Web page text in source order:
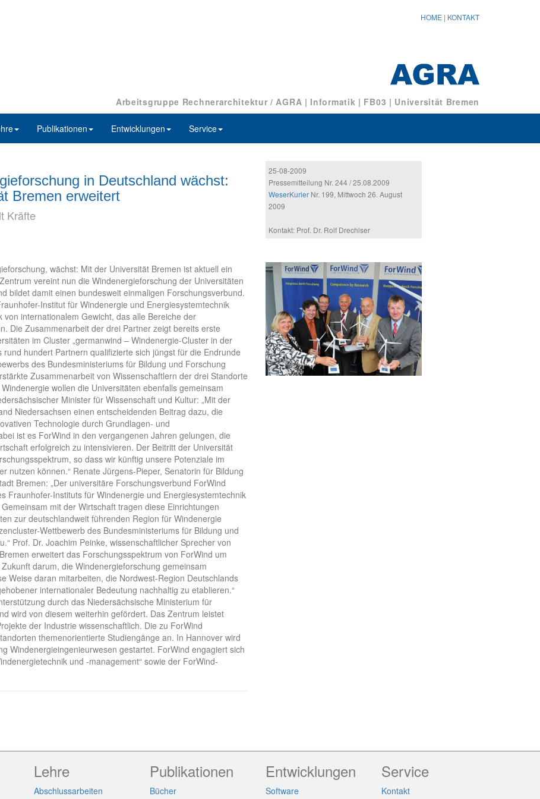
HOME | KONTAKT
Arbeitsgruppe Rechnerarchitektur / AGRA | Informatik | FB03 | Universität Bremen
Publikationen Entwicklungen Service
in Deutschland wächst:
Bremen erweitert
Kräfte
wächst: Mit der Universität Bremen ist aktuell ein
vereint nun die Windenergieforschung der Universitäten
bildet damit einen bundesweit einmaligen Forschungsverbund.
Institut für Windenergie und Energiesystemtechnik
von internationalem Gewicht, das alle Bereiche der
Die Zusammenarbeit der drei Partner zeigt bereits erste
im Cluster „germanwind – Windenergie-Cluster in der
rund hundert Partnern qualifizierte sich jüngst für die Endrunde
des Bundesministeriums für Bildung und Forschung
Zusammenarbeit von Wissenschaftlern der drei Standorte
wollen die Universitäten ebenfalls gemeinsam
Minister für Wissenschaft und Kultur: „Mit der
Niedersachsen einen entscheidenden Beitrag dazu, die
Technologie durch Grundlagen- und
ist es ForWind in den vergangenen Jahren gelungen, die
erfolgreich zu intensivieren. Der Beitritt der Universität
so dass wir künftig unsere Potenziale im
nutzen können.“ Renate Jürgens-Pieper, Senatorin für Bildung
Bremen: „Der universitäre Forschungsverbund ForWind
Fraunhofer-Instituts für Windenergie und Energiesystemtechnik
mit der Wirtschaft tragen diese Einrichtungen
zur deutschlandweit führenden Region für Windenergie
Wettbewerb des Bundesministeriums für Bildung und
Prof. Dr. Joachim Peinke, wissenschaftlicher Sprecher von
erweitert das Forschungsspektrum von ForWind um
darum, die Windenergieforschung gemeinsam
Weise daran mitarbeiten, die Nordwest-Region Deutschlands
internationaler Bedeutung nachhaltig zu etablieren.“
durch das Niedersächsische Ministerium für
wird von diesem weiterhin gefördert. Das Zentrum leistet
der Industrie wissenschaftlich. Die zu ForWind
themenorientierte Studiengänge an. In Hannover wird
Windenergieingenieurwesen gestartet. ForWind engagiert sich
und -management“ sowie der ForWind-
25-08-2009
Pressemitteilung Nr. 244 / 25.08.2009
WeserKurier Nr. 199, Mittwoch 26. August
2009
Kontakt: Prof. Dr. Rolf Drechlser
Lehre
Abschlussarbeiten
Publikationen
Bücher
Entwicklungen
Software
Service
Kontakt